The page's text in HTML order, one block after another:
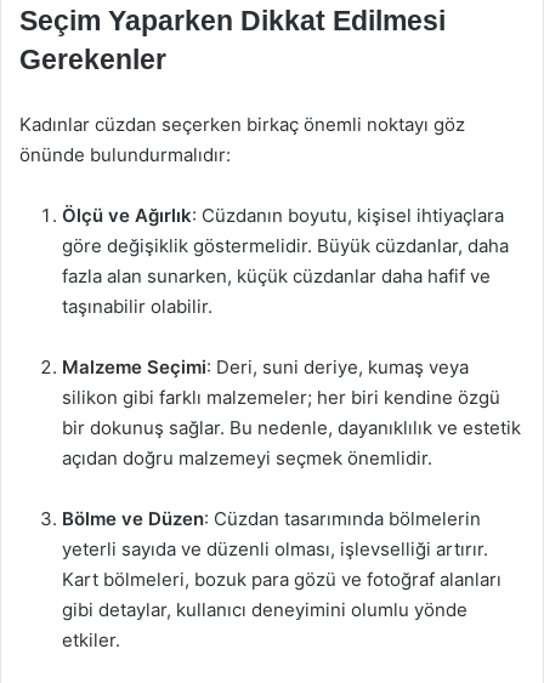
Seçim Yaparken Dikkat Edilmesi
Gerekenler
Kadınlar cüzdan seçerken birkaç önemli noktayı göz
önünde bulundurmalıdır:
Ölçü ve Ağırlık: Cüzdanın boyutu, kişisel ihtiyaçlara
göre değişiklik göstermelidir. Büyük cüzdanlar, daha
fazla alan sunarken, küçük cüzdanlar daha hafif ve
taşınabilir olabilir.
Malzeme Seçimi: Deri, suni deriye, kumaş veya
silikon gibi farklı malzemeler; her biri kendine özgü
bir dokunuş sağlar. Bu nedenle, dayanıklılık ve estetik
açıdan doğru malzemeyi seçmek önemlidir.
Bölme ve Düzen: Cüzdan tasarımında bölmelerin
yeterli sayıda ve düzenli olması, işlevselliği artırır.
Kart bölmeleri, bozuk para gözü ve fotoğraf alanları
gibi detaylar, kullanıcı deneyimini olumlu yönde
etkiler.